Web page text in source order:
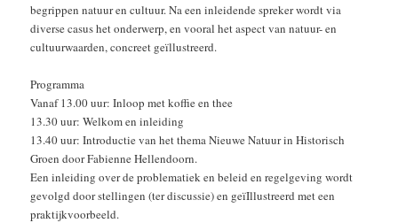
begrippen natuur en cultuur. Na een inleidende spreker wordt via
diverse casus het onderwerp, en vooral het aspect van natuur- en
cultuurwaarden, concreet geïllustreerd.
Programma
Vanaf 13.00 uur: Inloop met koffie en thee
13.30 uur: Welkom en inleiding
13.40 uur: Introductie van het thema Nieuwe Natuur in Historisch
Groen door Fabienne Hellendoorn.
Een inleiding over de problematiek en beleid en regelgeving wordt
gevolgd door stellingen (ter discussie) en geïIllustreerd met een
praktijkvoorbeeld.